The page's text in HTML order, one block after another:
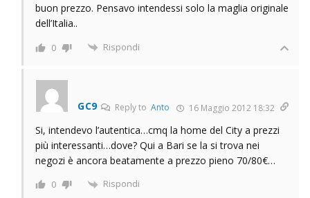
buon prezzo. Pensavo intendessi solo la maglia originale
dell’Italia..
0 Rispondi
GC9 Reply toAnto 16 Maggio 2012 18:32
Si, intendevo l’autentica…cmq la home del City a prezzi
più interessanti…dove? Qui a Bari se la si trova nei
negozi è ancora beatamente a prezzo pieno 70/80€…
0 Rispondi